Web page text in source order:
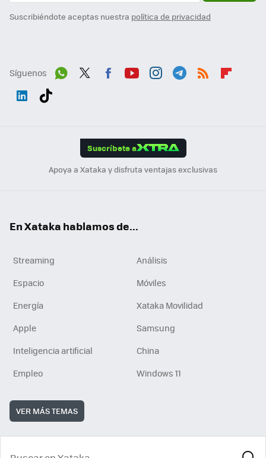
Suscribiéndote aceptas nuestra política de privacidad
Síguenos
Suscríbete a
Apoya a Xataka y disfruta ventajas exclusivas
En Xataka hablamos de...
Streaming
Análisis
Espacio
Móviles
Energía
Xataka Movilidad
Apple
Samsung
Inteligencia artificial
China
Empleo
Windows 11
VER MÁS TEMAS